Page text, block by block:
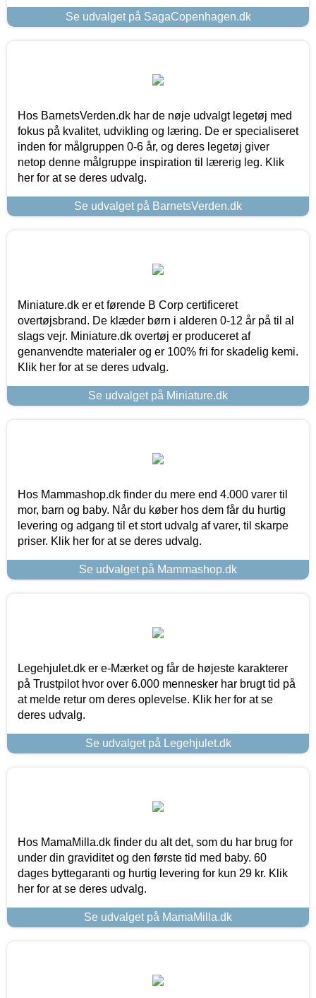
Se udvalget på SagaCopenhagen.dk
Hos BarnetsVerden.dk har de nøje udvalgt legetøj med
fokus på kvalitet, udvikling og læring. De er specialiseret
inden for målgruppen 0-6 år, og deres legetøj giver
netop denne målgruppe inspiration til lærerig leg. Klik
her for at se deres udvalg.
Se udvalget på BarnetsVerden.dk
Miniature.dk er et førende B Corp certificeret
overtøjsbrand. De klæder børn i alderen 0-12 år på til al
slags vejr. Miniature.dk overtøj er produceret af
genanvendte materialer og er 100% fri for skadelig kemi.
Klik her for at se deres udvalg.
Se udvalget på Miniature.dk
Hos Mammashop.dk finder du mere end 4.000 varer til
mor, barn og baby. Når du køber hos dem får du hurtig
levering og adgang til et stort udvalg af varer, til skarpe
priser. Klik her for at se deres udvalg.
Se udvalget på Mammashop.dk
Legehjulet.dk er e-Mærket og får de højeste karakterer
på Trustpilot hvor over 6.000 mennesker har brugt tid på
at melde retur om deres oplevelse. Klik her for at se
deres udvalg.
Se udvalget på Legehjulet.dk
Hos MamaMilla.dk finder du alt det, som du har brug for
under din graviditet og den første tid med baby. 60
dages byttegaranti og hurtig levering for kun 29 kr. Klik
her for at se deres udvalg.
Se udvalget på MamaMilla.dk